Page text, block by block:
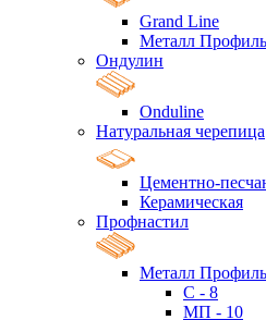
Grand Line
Металл Профиль
Ондулин
Onduline
Натуральная черепица
Цементно-
Керамическая
Профнастил
Металл
C - 8
МП - 10